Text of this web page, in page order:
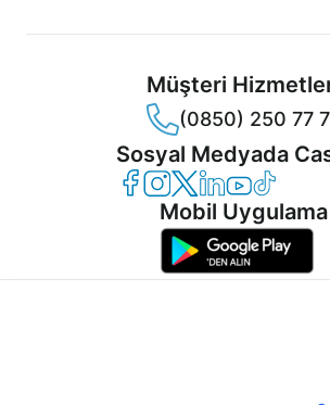
Müşteri
(0850) 250 77
Sosyal Medyada
Casper Facebook
Casper Instagram
Casper Twitter
Casper LinkedIn
CasperCasper
Mobil Uygulama